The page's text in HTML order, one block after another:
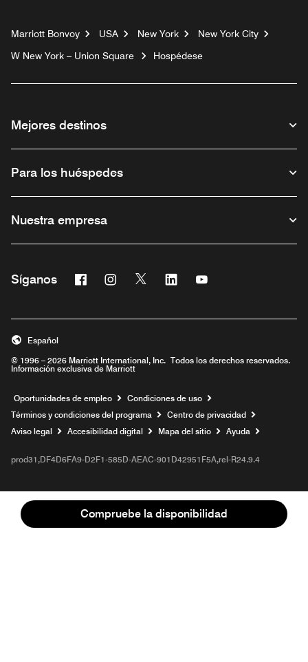
Compruebe la disponibilidad
Marriott Bonvoy USA New York
New York City
W New York – Union Square
Hospédese
Mejores destinos
Para los huéspedes
Nuestra empresa
Síganos Facebook
Abre una ventana nueva
Instagram
Abre una ventana nueva
Twitter
Abre una ventana nueva
Linkedin
Abre una ventana nueva
Abre una ventana
© 1996 – 2026 Marriott International, Inc. Todos los derechos reservados.
Información exclusiva de Marriott
Español
Oportunidades de empleo Abre una ventana nueva
Condiciones de uso
Términos y condiciones del programa
Centro de privacidad
Aviso legal
Accesibilidad digital Mapa del sitio Ayuda
prod31,DF4D6FA9-D2F1-585D-AEAC-901D42951F5A,rel-R24.9.4